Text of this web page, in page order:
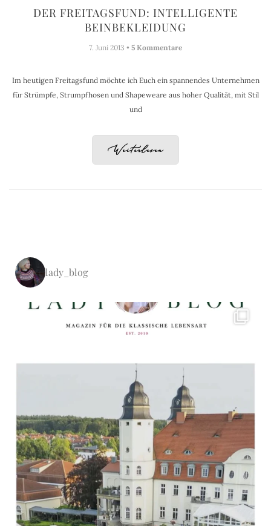
DER FREITAGSFUND: INTELLIGENTE
BEINBEKLEIDUNG
7. Juni 2013 • 5 Kommentare
Im heutigen Freitagsfund möchte ich Euch ein spannendes Unternehmen
für Strümpfe, Strumpfhosen und Shapeweare aus hoher Qualität, mit Stil
und
Weiterlesen
lady_blog